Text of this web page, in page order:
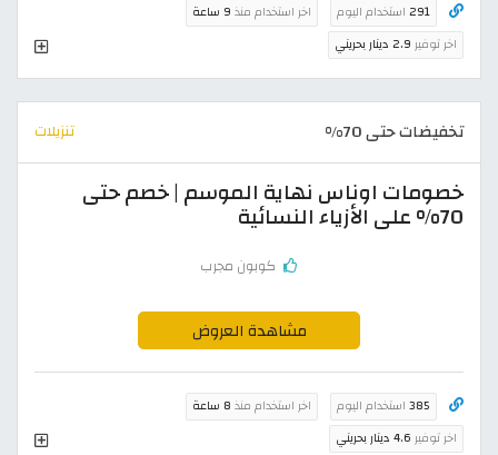
291 استخدام اليوم اخر استخدام منذ 9 ساعة
اخر توفير 2.9 دينار بحريني
تخفيضات حتى 70% تنزيلات
خصومات اوناس نهاية الموسم | خصم حتى
70% على الأزياء النسائية
كوبون مجرب
مشاهدة العروض
385 استخدام اليوم اخر استخدام منذ 8 ساعة
اخر توفير 4.6 دينار بحريني